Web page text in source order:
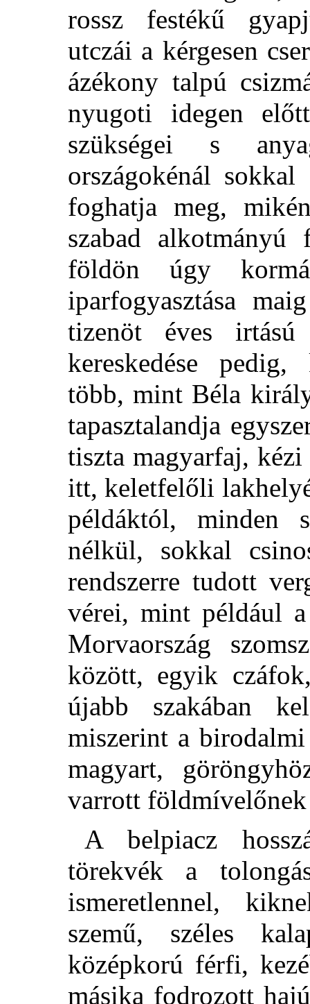
rossz festékű
utczái a kérgesen
ázékony talpú
nyugoti idegen
szükségei s
országokénál
foghatja meg,
szabad
földön úgy
iparfogyasztása
tizenöt éves irtású
kereskedése
több, mint Béla
tapasztalandja
tiszta magyarfaj, kézi
itt, keletfelőli
példáktól, minden
nélkül, sokkal
rendszerre tudott
vérei, mint például
Morvaország
között, egyik
újabb szakában
miszerint a birodalmi
magyart,
varrott
A belpiacz
törekvék a
ismeretlennel,
szemű, széles
középkorú férfi,
másika fodrozott